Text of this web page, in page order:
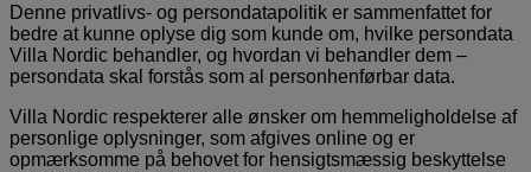
Denne privatlivs- og persondatapolitik er sammenfattet for
bedre at kunne oplyse dig som kunde om, hvilke persondata
Villa Nordic behandler, og hvordan vi behandler dem –
persondata skal forstås som al personhenførbar data.
Villa Nordic respekterer alle ønsker om hemmeligholdelse af
personlige oplysninger, som afgives online og er
opmærksomme på behovet for hensigtsmæssig beskyttelse